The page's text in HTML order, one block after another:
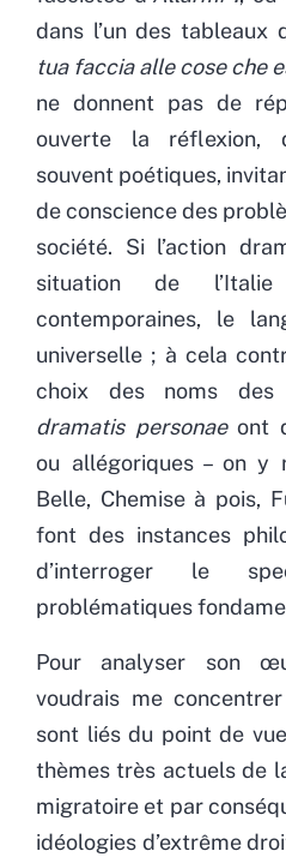
dans l’un des tableaux
tua faccia alle cose che
ne donnent pas de
ouverte la réflexion,
souvent poétiques,
de conscience des
société. Si l’action
situation de
contemporaines, le
universelle ; à cela
choix des noms des
dramatis personaeont
ou allégoriques – on y
Belle, Chemise à pois,
font des instances
d’interroger le
problématiques
Pour analyser son
voudrais me
sont liés du point de
thèmes très actuels de
migratoire et par
idéologies d’extrême